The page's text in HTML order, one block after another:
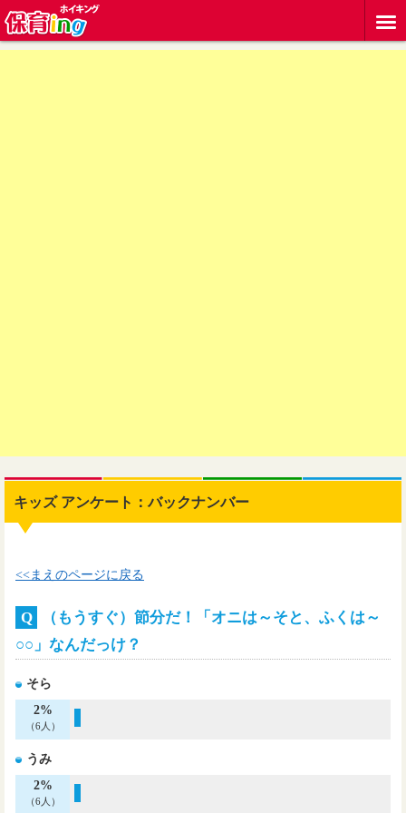
キッズ アンケート：バックナンバー
<<まえのページに戻る
Q
（もうすぐ）節分だ！「オニは～そと、ふくは～
○○」なんだっけ？
そら
2%
（6人）
うみ
2%
（6人）